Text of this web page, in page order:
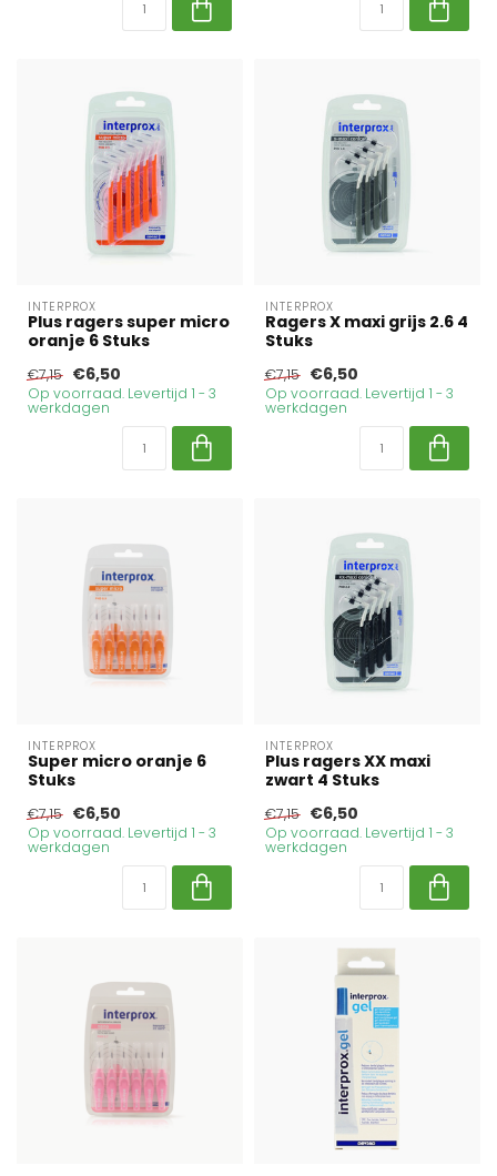
INTERPROX
Plus ragers super micro
oranje 6 Stuks
€7,15 €6,50
Op voorraad. Levertijd 1 - 3
werkdagen
INTERPROX
Ragers X maxi grijs 2.6 4
Stuks
€7,15 €6,50
Op voorraad. Levertijd 1 - 3
werkdagen
INTERPROX
Super micro oranje 6
Stuks
€7,15 €6,50
Op voorraad. Levertijd 1 - 3
werkdagen
INTERPROX
Plus ragers XX maxi
zwart 4 Stuks
€7,15 €6,50
Op voorraad. Levertijd 1 - 3
werkdagen